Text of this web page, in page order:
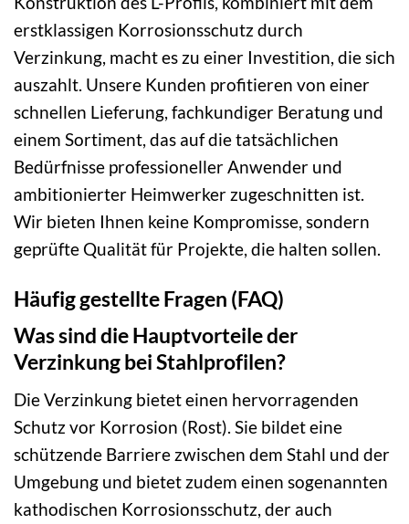
erstklassigen Korrosionsschutz durch
Verzinkung, macht es zu einer Investition, die sich
auszahlt. Unsere Kunden profitieren von einer
schnellen Lieferung, fachkundiger Beratung und
einem Sortiment, das auf die tatsächlichen
Bedürfnisse professioneller Anwender und
ambitionierter Heimwerker zugeschnitten ist.
Wir bieten Ihnen keine Kompromisse, sondern
geprüfte Qualität für Projekte, die halten sollen.
Häufig gestellte Fragen (FAQ)
Was sind die Hauptvorteile der
Verzinkung bei Stahlprofilen?
Die Verzinkung bietet einen hervorragenden
Schutz vor Korrosion (Rost). Sie bildet eine
schützende Barriere zwischen dem Stahl und der
Umgebung und bietet zudem einen sogenannten
kathodischen Korrosionsschutz, der auch